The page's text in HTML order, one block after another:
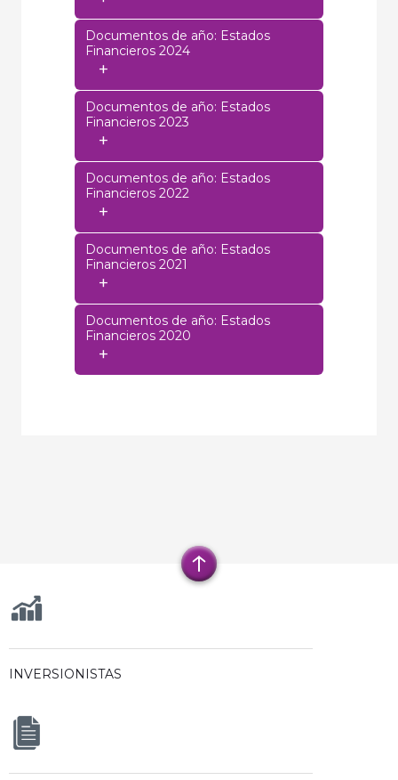
Documentos de año: Estados
Financieros 2024
+
Documentos de año: Estados
Financieros 2023
+
Documentos de año: Estados
Financieros 2022
+
Documentos de año: Estados
Financieros 2021
+
Documentos de año: Estados
Financieros 2020
+
INVERSIONISTAS